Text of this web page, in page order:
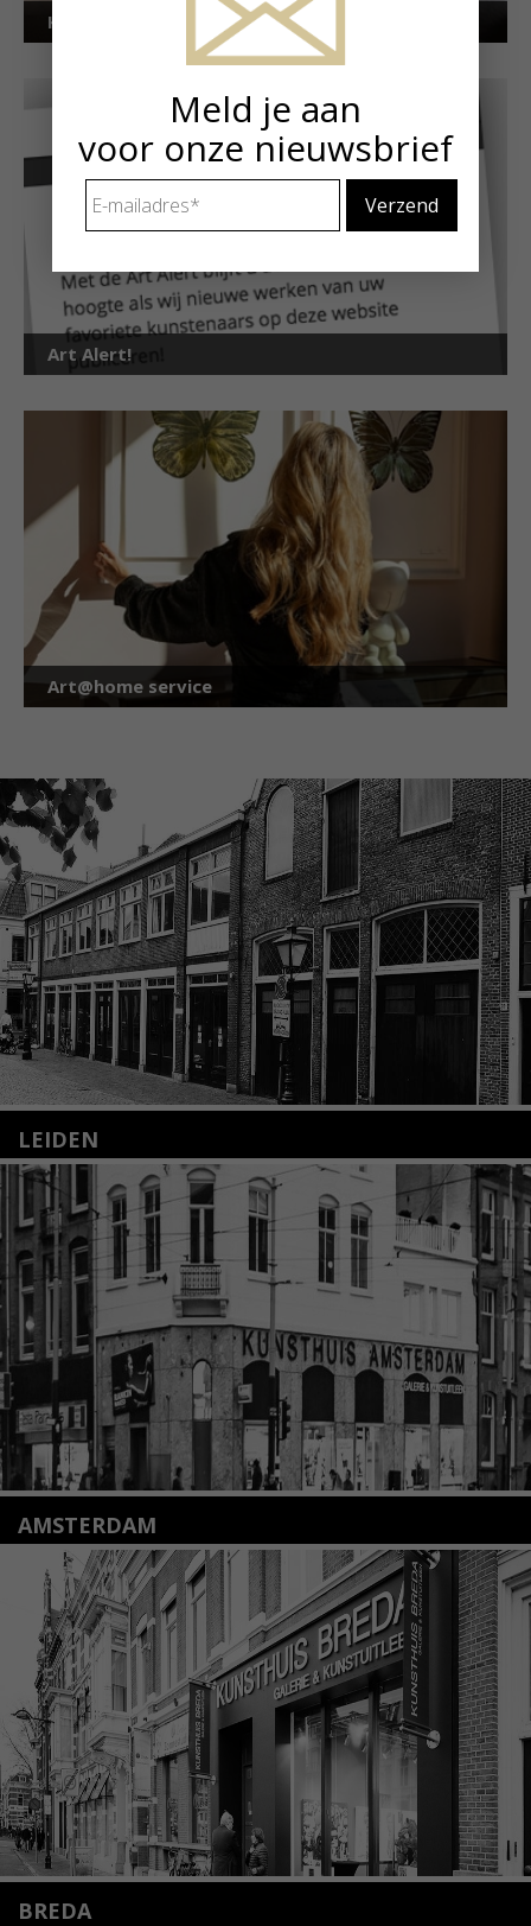
Kunstuitleen voor particulieren
Art Alert!
Art@home service
LEIDEN
Nieuwstraat 35
2312 KA Leiden
+31(0)71 – 52 84 480
info@kunsthuisleiden.nl
Lees meer
AMSTERDAM
Amstelveenseweg 135
1075 VX Amsterdam
+31 (0)20 2332546
info@kunsthuisamsterdam.nl
Lees meer
BREDA
Meld je aan
voor onze nieuwsbrief
mailadres *